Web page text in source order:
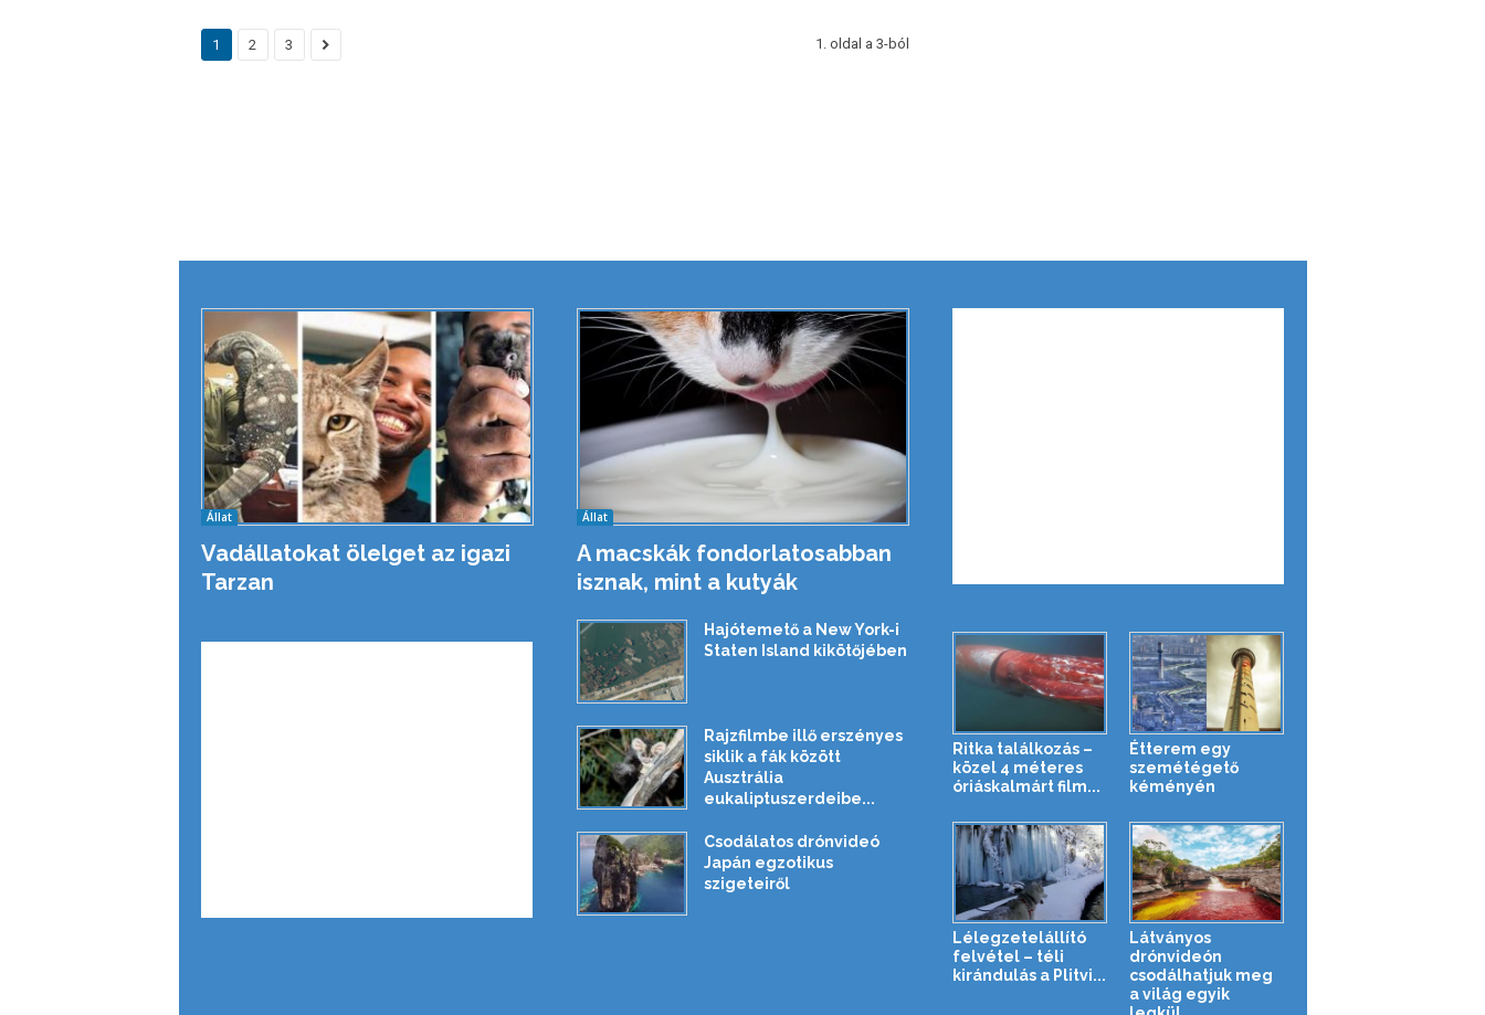
1 2 3 1. oldal a 3-ból
Állat
Vadállatokat ölelget az igazi
Tarzan
Állat
A macskák fondorlatosabban
isznak, mint a kutyák
Hajótemető a New York-i
Staten Island kikötőjében
Rajzfilmbe illő erszényes
siklik a fák között
Ausztrália
eukaliptuszerdeibe...
Csodálatos drónvideó
Japán egzotikus
szigeteiről
Ritka találkozás –
közel 4 méteres
óriáskalmárt film...
Étterem egy
szemétégető
kéményén
Lélegzetelállító
felvétel – téli
kirándulás a Plitvi...
Látványos
drónvideón
csodálhatjuk meg
a világ egyik